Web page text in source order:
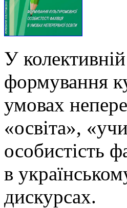
У
формування
умовах
«освіта»,
особистість
в
дискурсах.